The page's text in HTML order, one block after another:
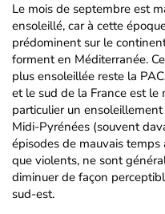
Le mois de septembre est
ensoleillé, car à cette
prédominent sur le
forment en Méditerranée.
plus ensoleillée reste la
et le sud de la France est le
particulier un
Midi-Pyrénées (souvent
épisodes de mauvais
que violents, ne sont
diminuer de façon
sud-est.